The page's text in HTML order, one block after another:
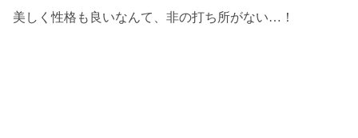
美しく性格も良いなんて、非の打ち所がない…！